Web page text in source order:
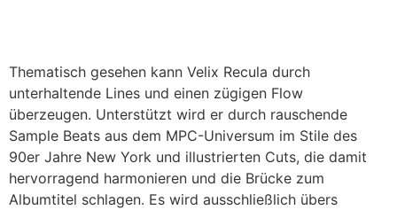
Thematisch gesehen kann Velix Recula durch
unterhaltende Lines und einen zügigen Flow
überzeugen. Unterstützt wird er durch rauschende
Sample Beats aus dem MPC-Universum im Stile des
90er Jahre New York und illustrierten Cuts, die damit
hervorragend harmonieren und die Brücke zum
Albumtitel schlagen. Es wird ausschließlich übers